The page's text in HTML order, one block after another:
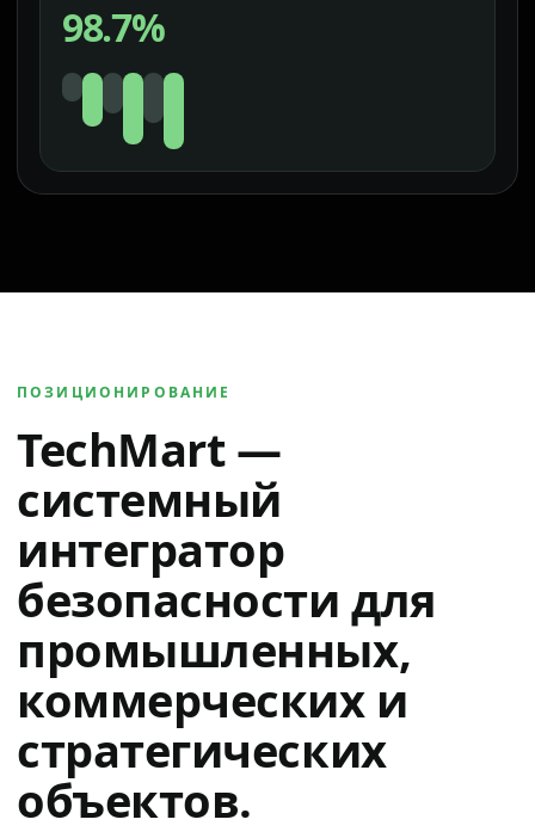
98.7%
ПОЗИЦИОНИРОВАНИЕ
TechMart —
системный
интегратор
безопасности для
промышленных,
коммерческих и
стратегических
объектов.